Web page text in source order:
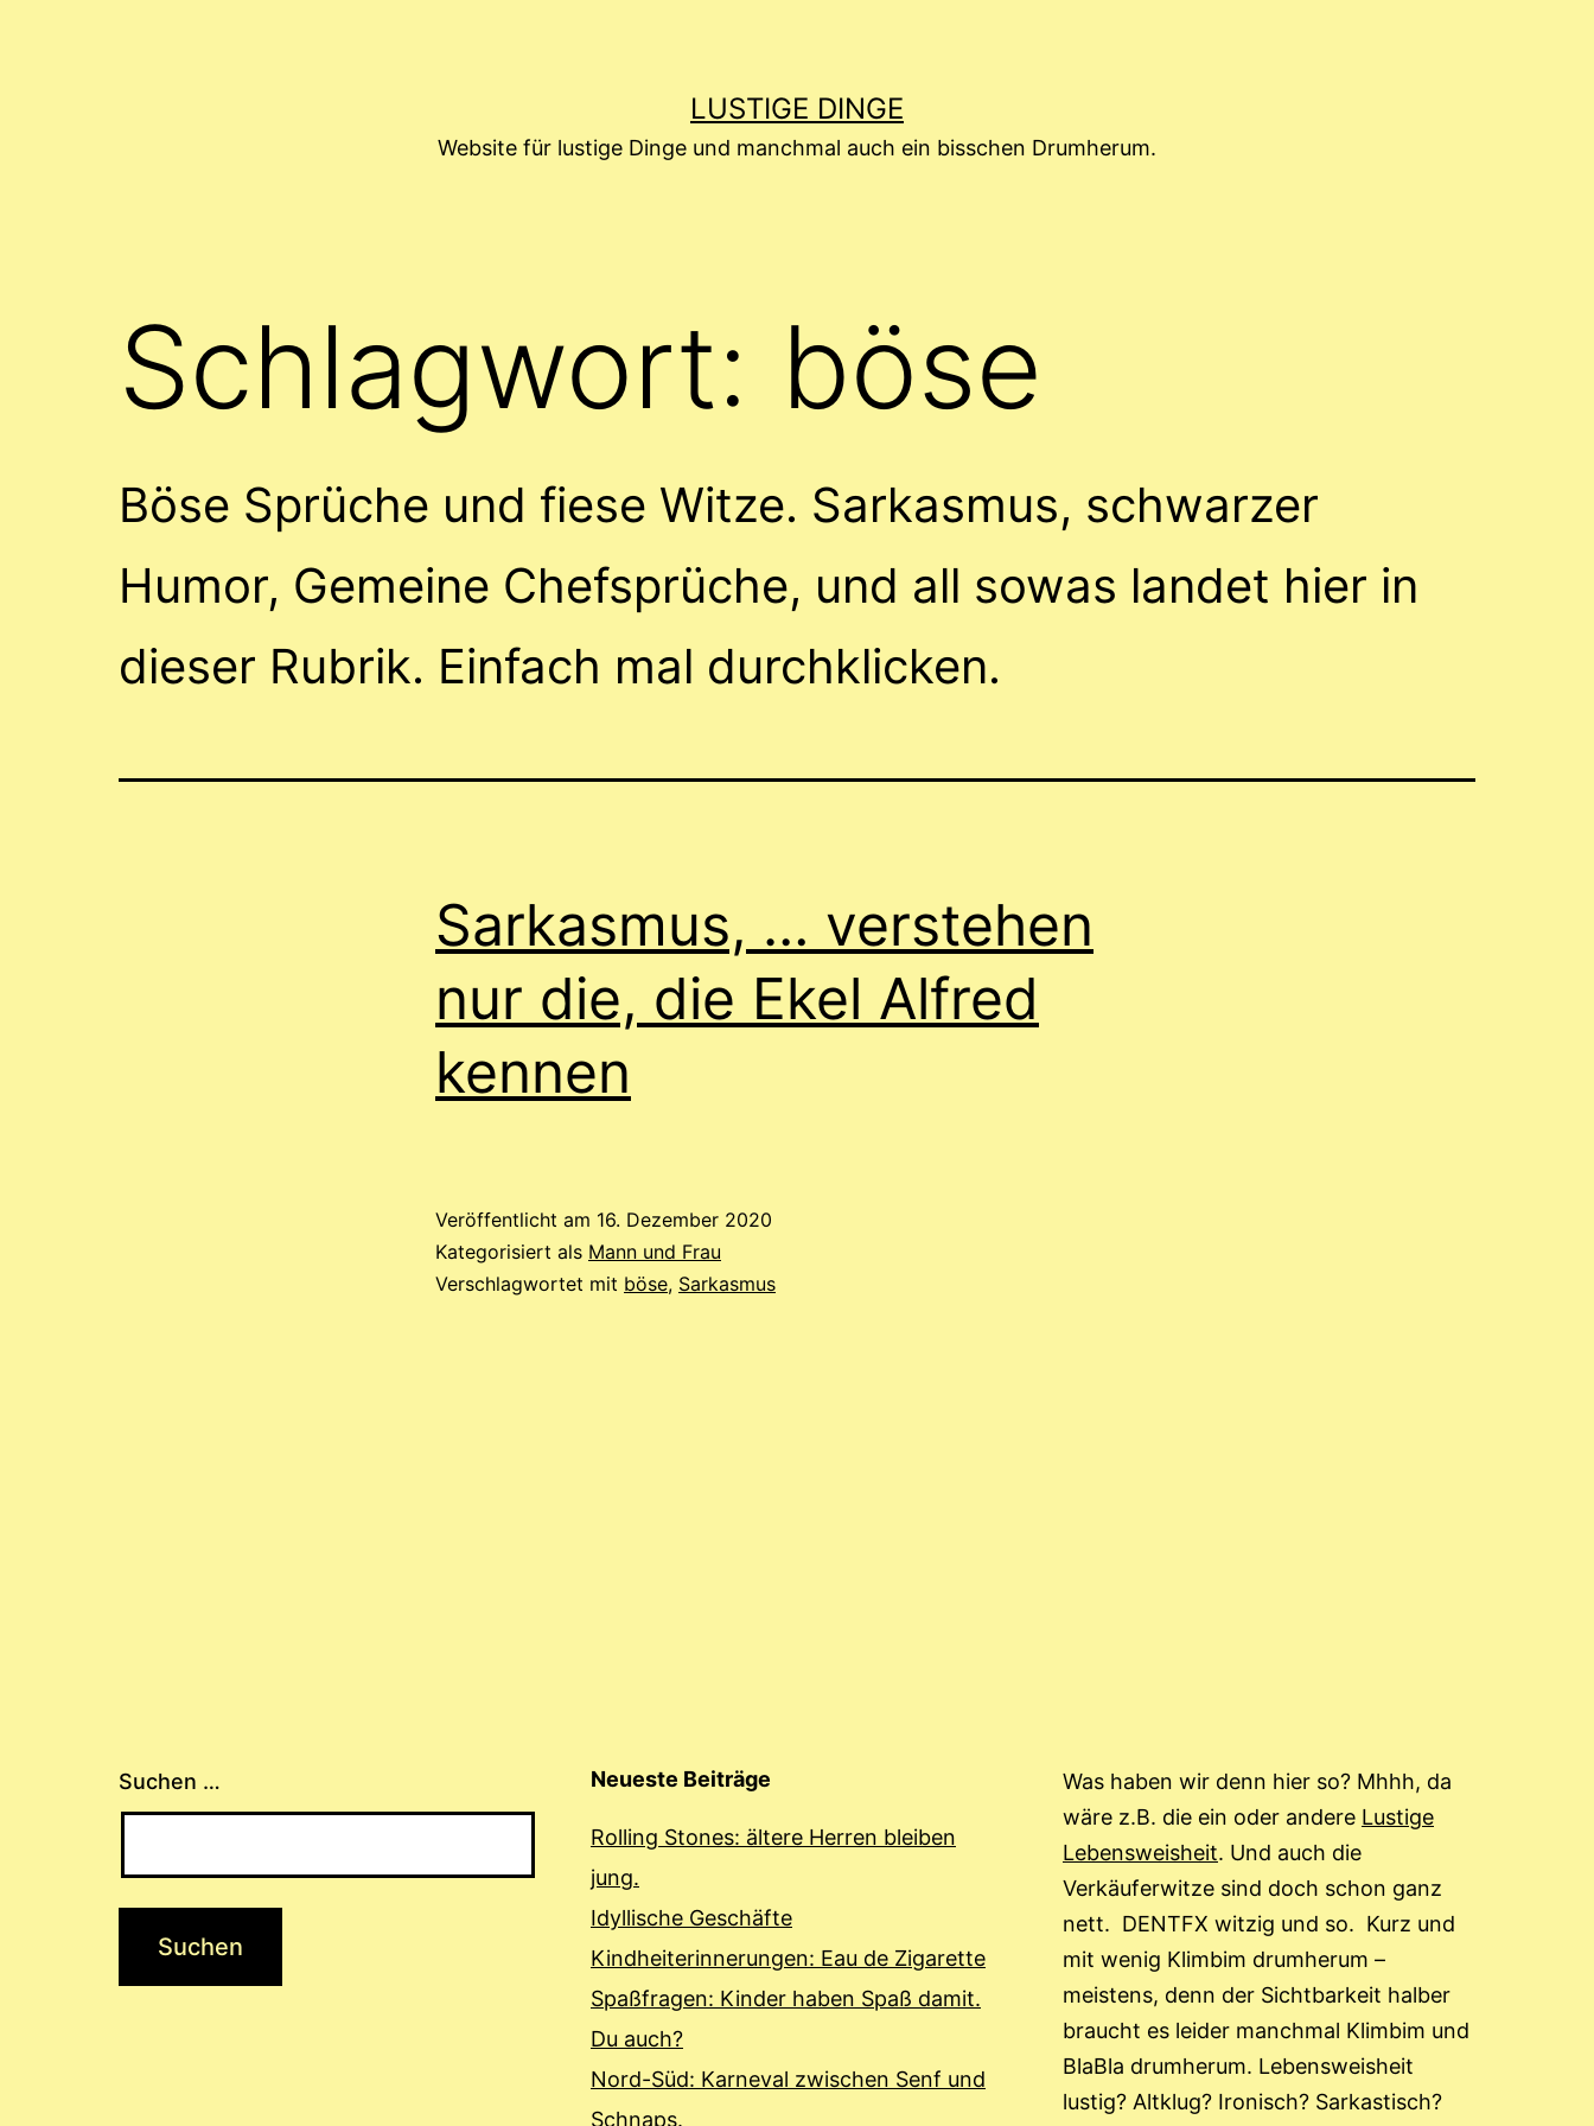
LUSTIGE DINGE
Website für lustige Dinge und manchmal auch ein bisschen Drumherum.
Schlagwort: böse
Böse Sprüche und fiese Witze. Sarkasmus, schwarzer
Humor, Gemeine Chefsprüche, und all sowas landet hier in
dieser Rubrik. Einfach mal durchklicken.
Sarkasmus, … verstehen
nur die, die Ekel Alfred
kennen
Veröffentlicht am 16. Dezember 2020
Kategorisiert als Mann und Frau
Verschlagwortet mit böse, Sarkasmus
Suchen … Neueste Beiträge
Rolling Stones: ältere Herren bleiben
jung.
Idyllische Geschäfte
Kindheiterinnerungen: Eau de Zigarette
Spaßfragen: Kinder haben Spaß damit.
Du auch?
Nord-Süd: Karneval zwischen Senf und
Schnaps.
Was haben wir denn hier so? Mhhh, da
wäre z.B. die ein oder andere Lustige
Lebensweisheit. Und auch die
Verkäuferwitze sind doch schon ganz
nett. DENTFX witzig und so. Kurz und
mit wenig Klimbim drumherum –
meistens, denn der Sichtbarkeit halber
braucht es leider manchmal Klimbim und
BlaBla drumherum. Lebensweisheit
lustig? Altklug? Ironisch? Sarkastisch?